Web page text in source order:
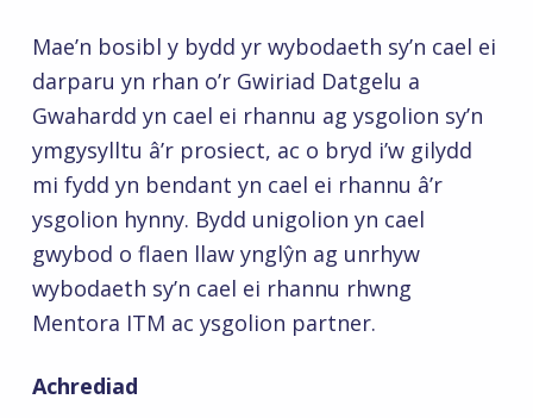
Mae’n bosibl y bydd yr wybodaeth sy’n cael ei
darparu yn rhan o’r Gwiriad Datgelu a
Gwahardd yn cael ei rhannu ag ysgolion sy’n
ymgysylltu â’r prosiect, ac o bryd i’w gilydd
mi fydd yn bendant yn cael ei rhannu â’r
ysgolion hynny. Bydd unigolion yn cael
gwybod o flaen llaw ynglŷn ag unrhyw
wybodaeth sy’n cael ei rhannu rhwng
Mentora ITM ac ysgolion partner.
Achrediad